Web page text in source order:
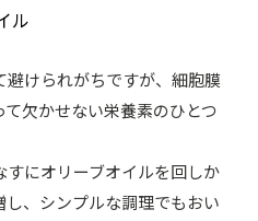
けられがちですが、細胞膜
欠かせない栄養素のひとつ
にオリーブオイルを回しか
、シンプルな調理でもおい